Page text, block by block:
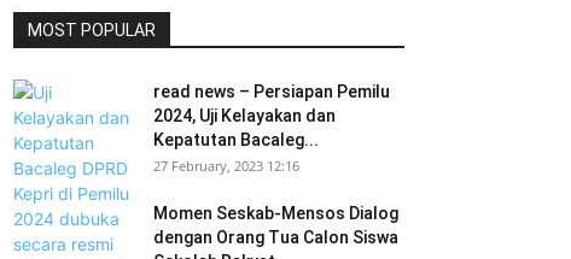
MOST POPULAR
read news – Persiapan Pemilu
2024, Uji Kelayakan dan
Kepatutan Bacaleg...
27 February, 2023 12:16
Momen Seskab-Mensos Dialog
dengan Orang Tua Calon Siswa